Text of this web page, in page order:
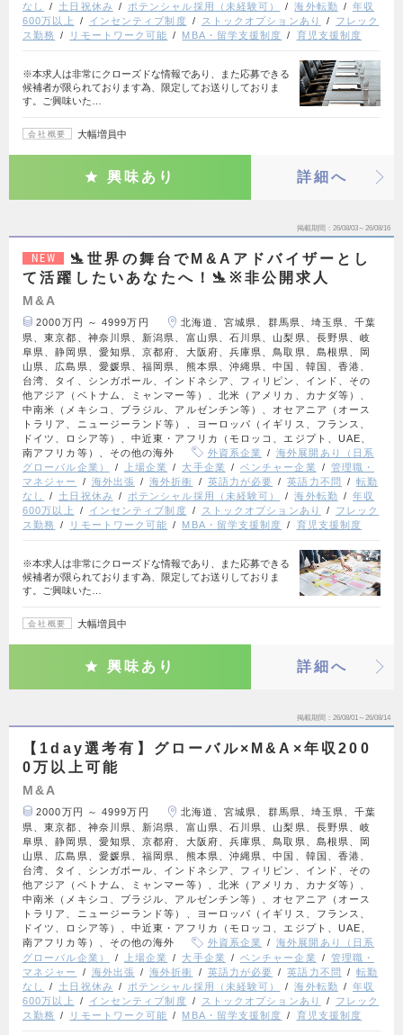
なし
土日祝休み ポテンシャル採用（未経験可） 海外転勤
年収
600万以上
インセンティブ制度 ストックオプションあり
フレック
ス勤務
リモートワーク可能 MBA・留学支援制度 育児支援制度
※本求人は非常にクローズドな情報であり、また応募できる
候補者が限られております為、限定してお送りしておりま
す。ご興味いた…
会社概要 大幅増員中
興味あり 詳細へ
掲載期間 26/08/03～26/08/16
NEW
🛬世界の舞台でM&Aアドバイザーとし
て活躍したいあなたへ！🛬※非公開求人
M&A
2000万円 ～ 4999万円
北海道、宮城県、群馬県、埼玉県、千葉
県、東京都、神奈川県、新潟県、富山県、石川県、山梨県、長野県、岐
阜県、静岡県、愛知県、京都府、大阪府、兵庫県、鳥取県、島根県、岡
山県、広島県、愛媛県、福岡県、熊本県、沖縄県、中国、韓国、香港、
台湾、タイ、シンガポール、インドネシア、フィリピン、インド、その
他アジア（ベトナム、ミャンマー等）、北米（アメリカ、カナダ等）、
中南米（メキシコ、ブラジル、アルゼンチン等）、オセアニア（オース
トラリア、ニュージーランド等）、ヨーロッパ（イギリス、フランス、
ドイツ、ロシア等）、中近東・アフリカ（モロッコ、エジプト、UAE、
南アフリカ等）、その他の海外
外資系企業
海外展開あり（日系
グローバル企業）
上場企業 大手企業 ベンチャー企業
管理職・
マネジャー
海外出張 海外折衝 英語力が必要 英語力不問
転勤
なし
土日祝休み ポテンシャル採用（未経験可） 海外転勤
年収
600万以上
インセンティブ制度 ストックオプションあり
フレック
ス勤務
リモートワーク可能 MBA・留学支援制度 育児支援制度
※本求人は非常にクローズドな情報であり、また応募できる
候補者が限られております為、限定してお送りしておりま
す。ご興味いた…
会社概要 大幅増員中
興味あり 詳細へ
掲載期間 26/08/01～26/08/14
【1day選考有】グローバル×M&A×年収200
0万以上可能
M&A
2000万円 ～ 4999万円
北海道、宮城県、群馬県、埼玉県、千葉
県、東京都、神奈川県、新潟県、富山県、石川県、山梨県、長野県、岐
阜県、静岡県、愛知県、京都府、大阪府、兵庫県、鳥取県、島根県、岡
山県、広島県、愛媛県、福岡県、熊本県、沖縄県、中国、韓国、香港、
台湾、タイ、シンガポール、インドネシア、フィリピン、インド、その
他アジア（ベトナム、ミャンマー等）、北米（アメリカ、カナダ等）、
中南米（メキシコ、ブラジル、アルゼンチン等）、オセアニア（オース
トラリア、ニュージーランド等）、ヨーロッパ（イギリス、フランス、
ドイツ、ロシア等）、中近東・アフリカ（モロッコ、エジプト、UAE、
南アフリカ等）、その他の海外
外資系企業
海外展開あり（日系
グローバル企業）
上場企業 大手企業 ベンチャー企業
管理職・
マネジャー
海外出張 海外折衝 英語力が必要 英語力不問
転勤
なし
土日祝休み ポテンシャル採用（未経験可） 海外転勤
年収
600万以上
インセンティブ制度 ストックオプションあり
フレック
ス勤務
リモートワーク可能 MBA・留学支援制度 育児支援制度